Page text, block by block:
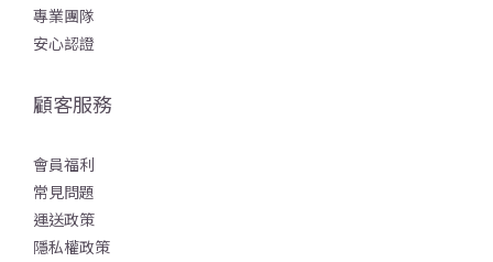
專業團隊
安心認證
顧客服務
會員福利
常見問題
運送政策
隱私權政策